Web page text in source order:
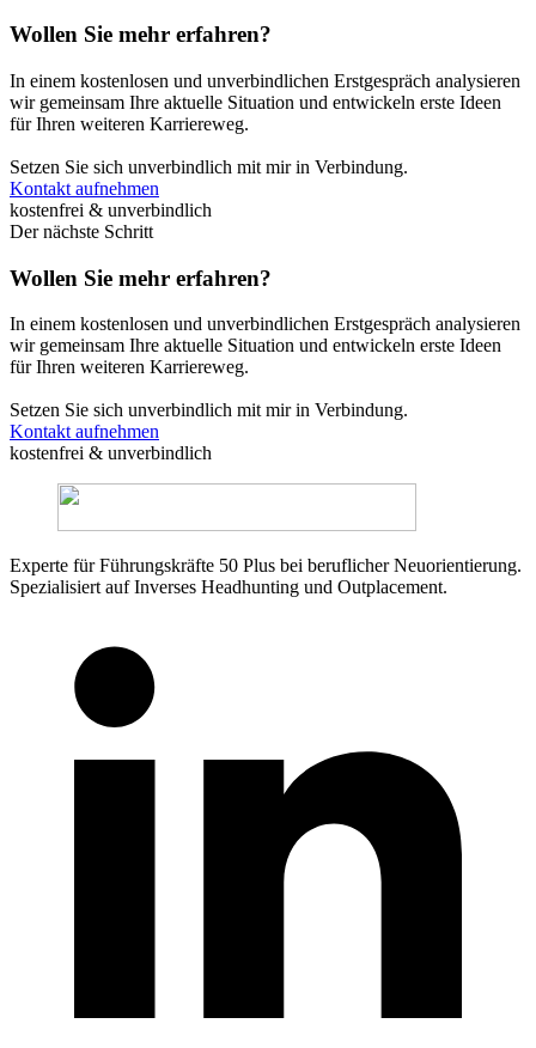
Wollen Sie mehr erfahren?
In einem kostenlosen und unverbindlichen Erstgespräch analysieren
wir gemeinsam Ihre aktuelle Situation und entwickeln erste Ideen
für Ihren weiteren Karriereweg.
Setzen Sie sich unverbindlich mit mir in Verbindung.
Kontakt aufnehmen
kostenfrei & unverbindlich
Der nächste Schritt
Wollen Sie mehr erfahren?
In einem kostenlosen und unverbindlichen Erstgespräch analysieren
wir gemeinsam Ihre aktuelle Situation und entwickeln erste Ideen
für Ihren weiteren Karriereweg.
Setzen Sie sich unverbindlich mit mir in Verbindung.
Kontakt aufnehmen
kostenfrei & unverbindlich
Experte für Führungskräfte 50 Plus bei beruflicher Neuorientierung.
Spezialisiert auf Inverses Headhunting und Outplacement.